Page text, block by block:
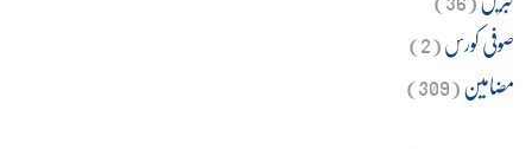
صوفی کورس(2)
مضامین(309)